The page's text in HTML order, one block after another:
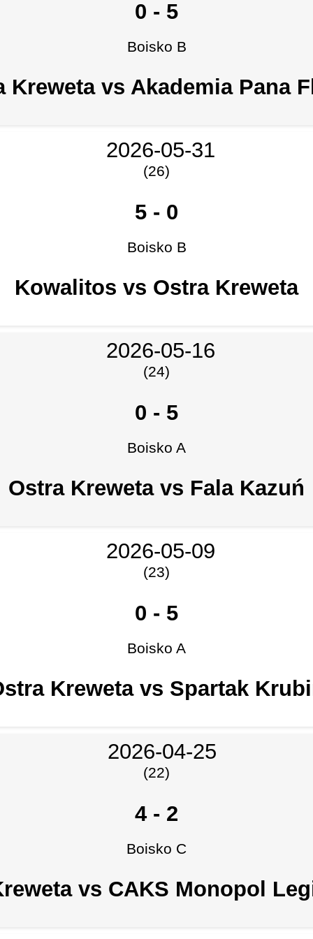
0 - 5
Boisko B
Kreweta vs Akademia Pana
2026-05-31
(26)
5 - 0
Boisko B
Kowalitos vs Ostra Kreweta
2026-05-16
(24)
0 - 5
Boisko A
Ostra Kreweta vs Fala Kazuń
2026-05-09
(23)
0 - 5
Boisko A
Kreweta vs Spartak
2026-04-25
(22)
4 - 2
Boisko C
vs CAKS Monopol